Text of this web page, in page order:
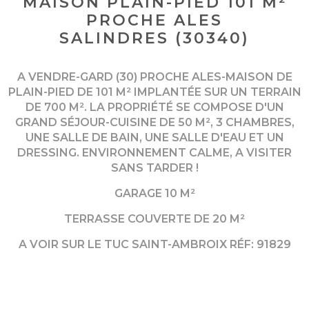
PROCHE ALES
SALINDRES (30340)
A VENDRE-GARD (30) PROCHE ALES-MAISON DE
PLAIN-PIED DE 101 M² IMPLANTÉE SUR UN TERRAIN
DE 700 M². LA PROPRIÉTÉ SE COMPOSE D'UN
GRAND SÉJOUR-CUISINE DE 50 M², 3 CHAMBRES,
UNE SALLE DE BAIN, UNE SALLE D'EAU ET UN
DRESSING. ENVIRONNEMENT CALME, A VISITER
SANS TARDER !
GARAGE 10 M²
TERRASSE COUVERTE DE 20 M²
A VOIR SUR LE TUC SAINT-AMBROIX RÉF: 91829